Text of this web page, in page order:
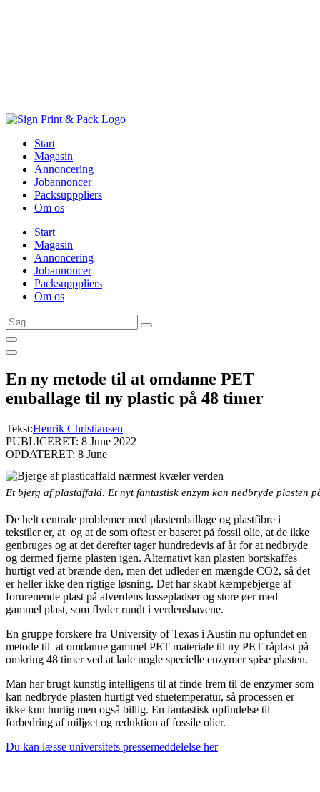
Start
Magasin
Annoncering
Jobannoncer
Packsupppliers
Om os
Start
Magasin
Annoncering
Jobannoncer
Packsupppliers
Om os
Søg
…
En ny metode til at omdanne PET
emballage til ny plastic på 48 timer
Tekst:Henrik Christiansen
PUBLICERET: 8 June 2022
OPDATERET: 8 June
Et bjerg af plastaffald. Et nyt fantastisk enzym kan nedbryde plasten
De helt centrale problemer med plastemballage og plastfibre i
tekstiler er, at og at de som oftest er baseret på fossil olie, at de ikke
genbruges og at det derefter tager hundredevis af år for at nedbryde
og dermed fjerne plasten igen. Alternativt kan plasten bortskaffes
hurtigt ved at brænde den, men det udleder en mængde CO2, så det
er heller ikke den rigtige løsning. Det har skabt kæmpebjerge af
forurenende plast på alverdens lossepladser og store øer med
gammel plast, som flyder rundt i verdenshavene.
En gruppe forskere fra University of Texas i Austin nu opfundet en
metode til at omdanne gammel PET materiale til ny PET råplast på
omkring 48 timer ved at lade nogle specielle enzymer spise plasten.
Man har brugt kunstig intelligens til at finde frem til de enzymer som
kan nedbryde plasten hurtigt ved stuetemperatur, så processen er
ikke kun hurtig men også billig. En fantastisk opfindelse til
forbedring af miljøet og reduktion af fossile olier.
Du kan læsse universitets pressemeddelelse her